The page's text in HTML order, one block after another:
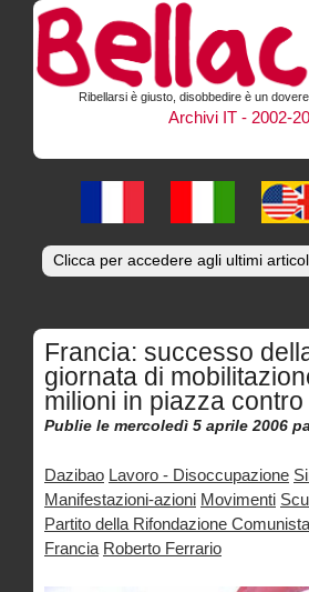
Ribellarsi è giusto, disobbedire è un
Archivi IT - 2002-
Clicca per accedere agli ultimi
Francia: successo
giornata di
milioni in piazza contro
Publie le mercoledì 5 aprile 2006
Dazibao Lavoro - Disoccupazione
Manifestazioni-azioni Movimenti
Partito della Rifondazione
Francia Roberto Ferrario